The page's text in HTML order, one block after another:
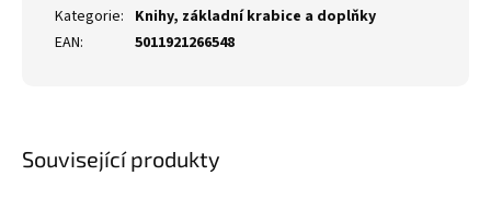
Související produkty
Kategorie: Knihy, základní krabice a doplňky
EAN: 5011921266548